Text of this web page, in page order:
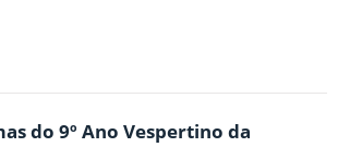
do 9º Ano Vespertino da